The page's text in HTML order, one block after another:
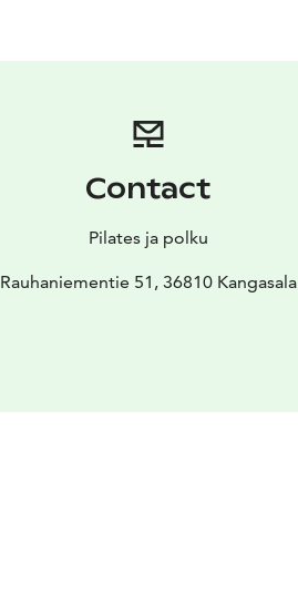
Contact
Pilates ja polku
Rauhaniementie 51, 36810 Kangasala